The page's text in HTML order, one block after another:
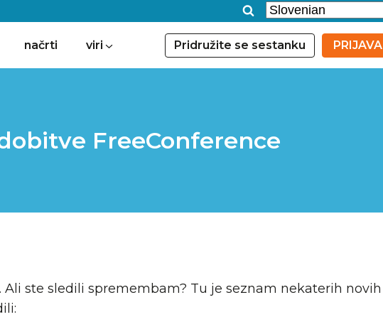
načrti viri Pridružite se sestanku PRIJAVA
FreeConference
Ali ste sledili spremembam? Tu je seznam nekaterih novih